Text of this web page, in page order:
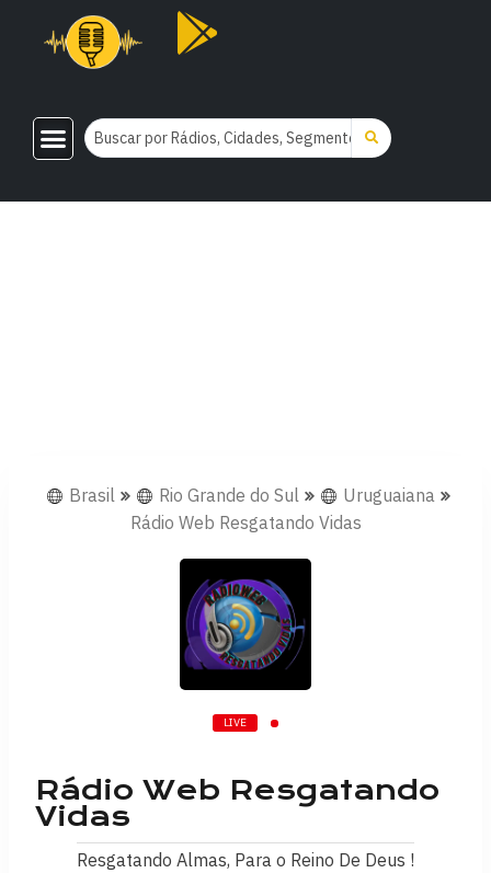
Brasil Rio Grande do Sul
Uruguaiana
Rádio Web Resgatando Vidas
LIVE
Rádio Web Resgatando
Vidas
Resgatando Almas, Para o Reino De Deus !